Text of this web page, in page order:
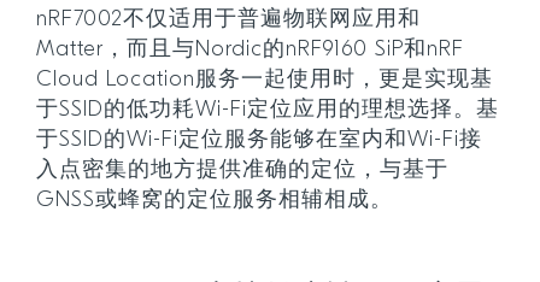
nRF7002不仅适用于普遍物联网应用和
Matter，而且与Nordic的nRF9160 SiP和nRF
Cloud Location服务一起使用时，更是实现基
于SSID的低功耗Wi-Fi定位应用的理想选择。基
于SSID的Wi-Fi定位服务能够在室内和Wi-Fi接
入点密集的地方提供准确的定位，与基于
GNSS或蜂窝的定位服务相辅相成。